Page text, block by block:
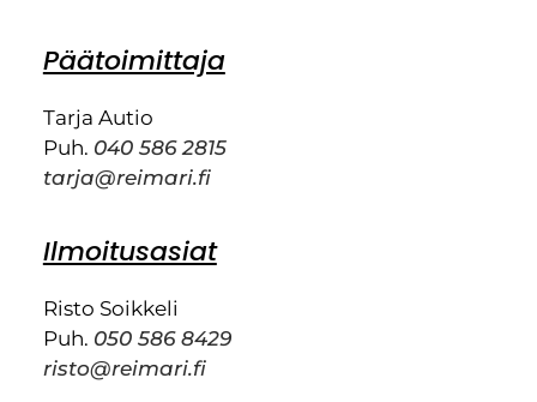
Päätoimittaja
Tarja Autio
Puh. 040 586 2815
tarja@reimari.fi
Ilmoitusasiat
Risto Soikkeli
Puh. 050 586 8429
risto@reimari.fi